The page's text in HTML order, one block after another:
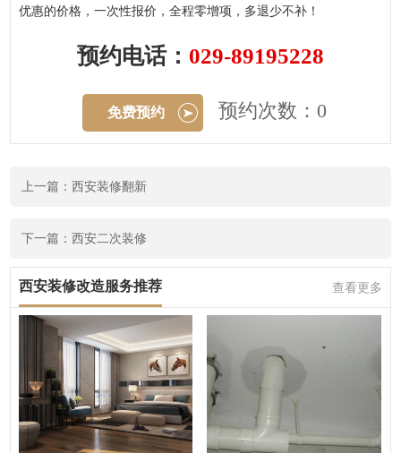
优惠的价格，一次性报价，全程零增项，多退少不补！
预约电话： 029-89195228
免费预约 预约次数：0
上一篇：西安装修翻新
下一篇：西安二次装修
西安装修改造服务推荐 查看更多